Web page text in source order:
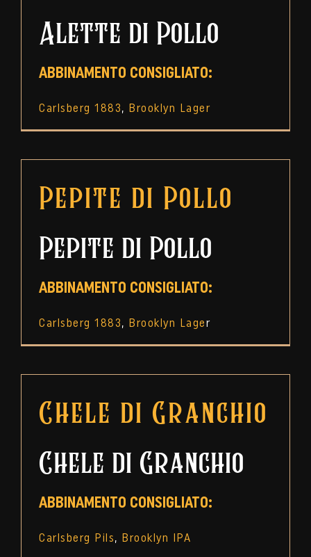
Alette di Pollo
ABBINAMENTO CONSIGLIATO:
Carlsberg 1883, Brooklyn Lager
Pepite di Pollo
Pepite di Pollo
ABBINAMENTO CONSIGLIATO:
Carlsberg 1883, Brooklyn Lager
Chele di Granchio
Chele di Granchio
ABBINAMENTO CONSIGLIATO:
Carlsberg Pils, Brooklyn IPA